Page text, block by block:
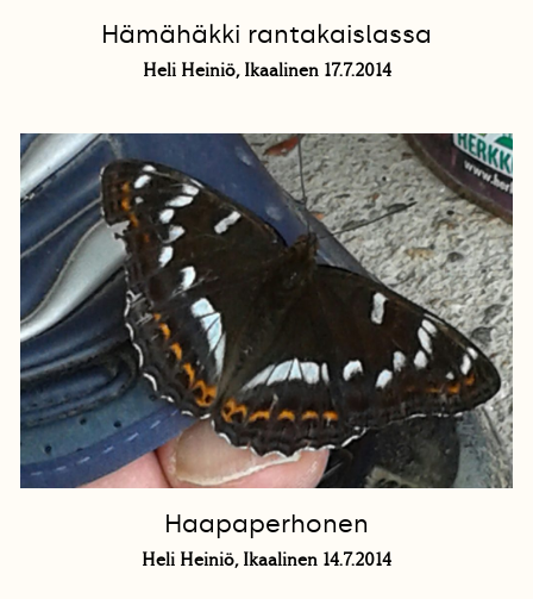
Hämähäkki rantakaislassa
Heli Heiniö, Ikaalinen 17.7.2014
Haapaperhonen
Heli Heiniö, Ikaalinen 14.7.2014